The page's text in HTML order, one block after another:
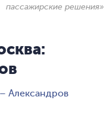
пассажирские решения»
Александров